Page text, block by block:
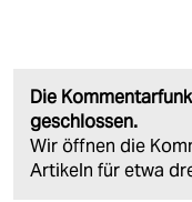
Die
geschlossen.
Wir öffnen die
Artikeln für etwa